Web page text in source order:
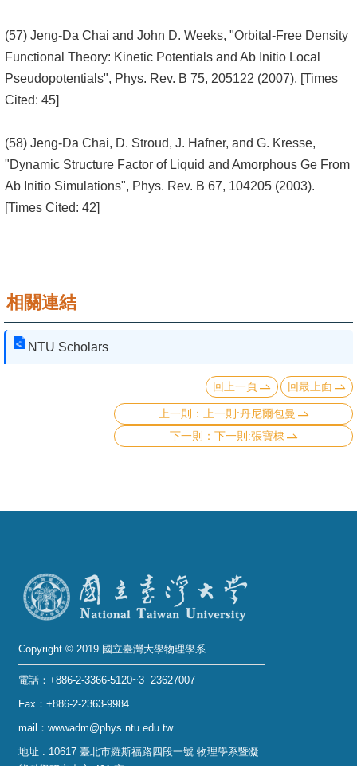
(57) Jeng-Da Chai and John D. Weeks, "Orbital-Free Density
Functional Theory: Kinetic Potentials and Ab Initio Local
Pseudopotentials", Phys. Rev. B 75, 205122 (2007). [Times
Cited: 45]
(58) Jeng-Da Chai, D. Stroud, J. Hafner, and G. Kresse,
"Dynamic Structure Factor of Liquid and Amorphous Ge From
Ab Initio Simulations", Phys. Rev. B 67, 104205 (2003).
[Times Cited: 42]
相關連結
NTU Scholars
回上一頁 回最上面
上一則:丹尼爾包曼
下一則:張寶棣
Copyright © 2019 國立臺灣大學物理學系
電話：+886-2-3366-5120~3 23627007
Fax：+886-2-2363-9984
mail：wwwadm@phys.ntu.edu.tw
地址 : 10617 臺北市羅斯福路四段一號 物理學系暨凝
態科學研究中心 401 室